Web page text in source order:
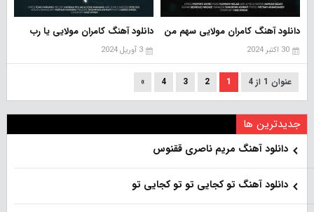
دانلود آهنگ کامران مولایی سهم من
30 اکتبر 2024
دانلود آهنگ کامران مولایی یا رب
3 آوریل 2024
عنوان 1 از 4 1
2
3
4
»
جدیدترین ها
دانلود آهنگ مریم ناصری ققنوس
دانلود آهنگ تو کجایی تو تو کجایی تو